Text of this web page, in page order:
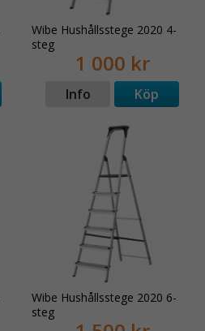
Wibe Hushållsstege 2020 4-
steg
1 000 kr
Info Köp
Wibe Hushållsstege 2020 6-
steg